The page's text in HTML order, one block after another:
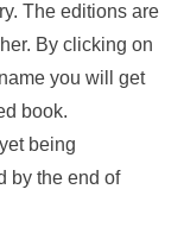
The editions are
By clicking on
you will get
book.
being
by the end of